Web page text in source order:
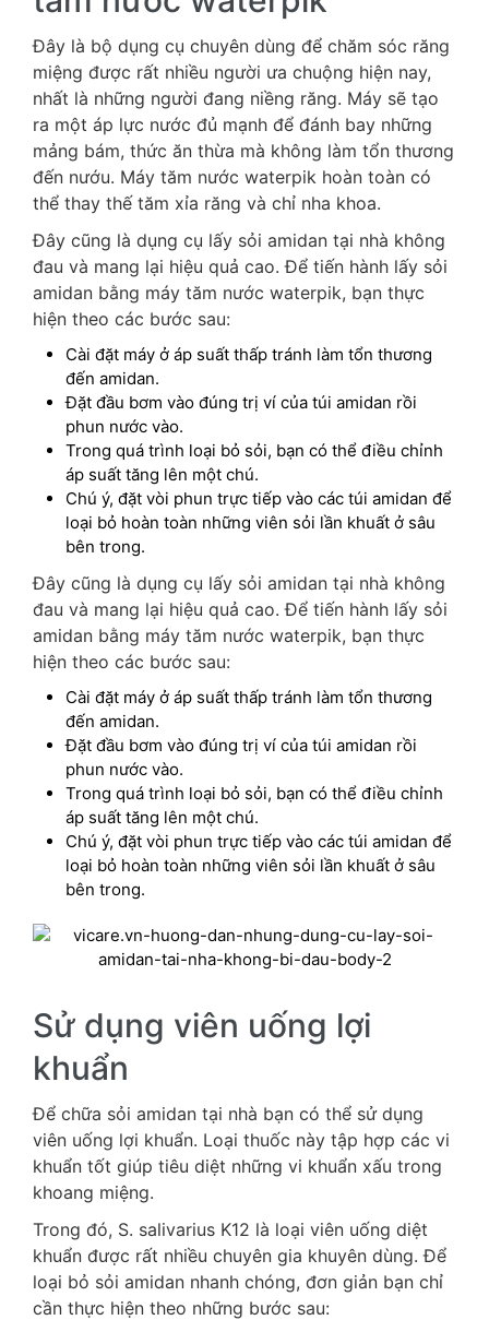
Đây là bộ dụng cụ chuyên dùng để chăm sóc răng
miệng được rất nhiều người ưa chuộng hiện nay,
nhất là những người đang niềng răng. Máy sẽ tạo
ra một áp lực nước đủ mạnh để đánh bay những
mảng bám, thức ăn thừa mà không làm tổn thương
đến nướu. Máy tăm nước waterpik hoàn toàn có
thể thay thế tăm xỉa răng và chỉ nha khoa.
Đây cũng là dụng cụ lấy sỏi amidan tại nhà không
đau và mang lại hiệu quả cao. Để tiến hành lấy sỏi
amidan bằng máy tăm nước waterpik, bạn thực
hiện theo các bước sau:
Cài đặt máy ở áp suất thấp tránh làm tổn thương
đến amidan.
Đặt đầu bơm vào đúng trị ví của túi amidan rồi
phun nước vào.
Trong quá trình loại bỏ sỏi, bạn có thể điều chỉnh
áp suất tăng lên một chú.
Chú ý, đặt vòi phun trực tiếp vào các túi amidan để
loại bỏ hoàn toàn những viên sỏi lần khuất ở sâu
bên trong.
Đây cũng là dụng cụ lấy sỏi amidan tại nhà không
đau và mang lại hiệu quả cao. Để tiến hành lấy sỏi
amidan bằng máy tăm nước waterpik, bạn thực
hiện theo các bước sau:
Cài đặt máy ở áp suất thấp tránh làm tổn thương
đến amidan.
Đặt đầu bơm vào đúng trị ví của túi amidan rồi
phun nước vào.
Trong quá trình loại bỏ sỏi, bạn có thể điều chỉnh
áp suất tăng lên một chú.
Chú ý, đặt vòi phun trực tiếp vào các túi amidan để
loại bỏ hoàn toàn những viên sỏi lần khuất ở sâu
bên trong.
Sử dụng viên uống lợi
khuẩn
Để chữa sỏi amidan tại nhà bạn có thể sử dụng
viên uống lợi khuẩn. Loại thuốc này tập hợp các vi
khuẩn tốt giúp tiêu diệt những vi khuẩn xấu trong
khoang miệng.
Trong đó, S. salivarius K12 là loại viên uống diệt
khuẩn được rất nhiều chuyên gia khuyên dùng. Để
loại bỏ sỏi amidan nhanh chóng, đơn giản bạn chỉ
cần thực hiện theo những bước sau: